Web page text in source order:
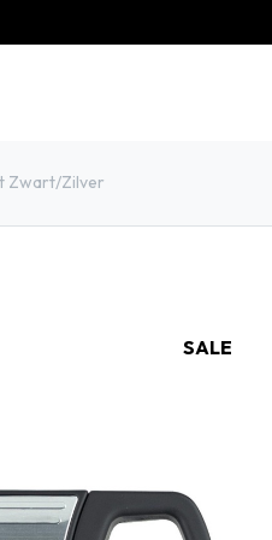
Zwart/Zilver
SALE